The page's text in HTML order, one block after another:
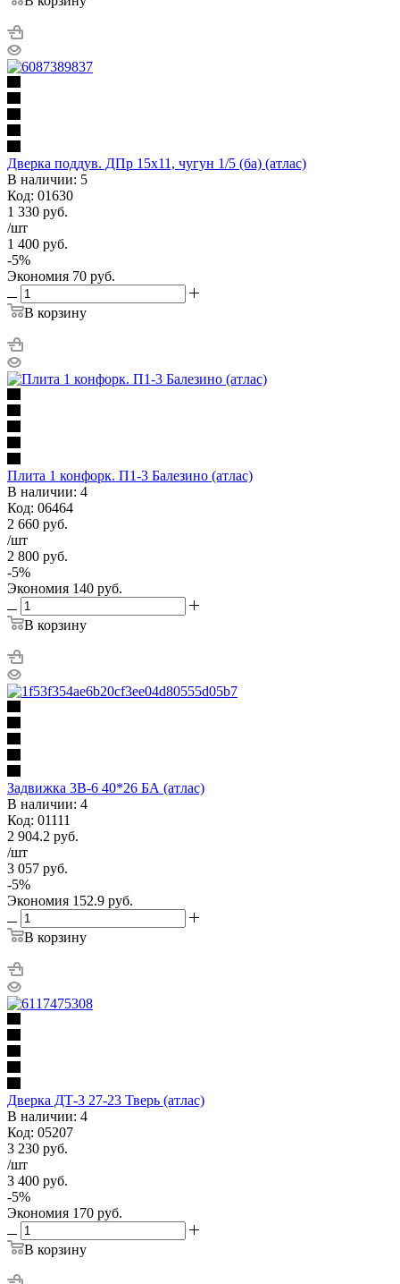
Дверка поддув. ДПр 15х11, чугун 1/5 (ба) (атлас)
В наличии: 5
Код: 01630
1 330 руб.
/шт
1 400 руб.
-5%
Экономия 70 руб.
В корзину
Плита 1 конфорк. П1-3 Балезино (атлас)
В наличии: 4
Код: 06464
2 660 руб.
/шт
2 800 руб.
-5%
Экономия 140 руб.
В корзину
Задвижка 3В-6 40*26 БА (атлас)
В наличии: 4
Код: 01111
2 904.2 руб.
/шт
3 057 руб.
-5%
Экономия 152.9 руб.
В корзину
Дверка ДТ-3 27-23 Тверь (атлас)
В наличии: 4
Код: 05207
3 230 руб.
/шт
3 400 руб.
-5%
Экономия 170 руб.
В корзину